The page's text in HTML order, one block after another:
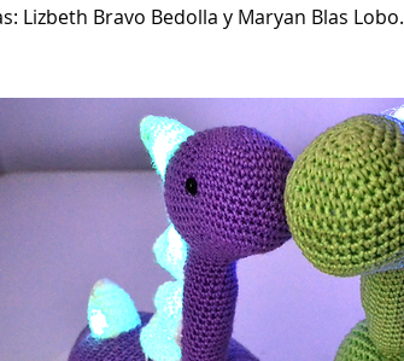
Lizbeth Bravo Bedolla y Maryan Blas Lobo.